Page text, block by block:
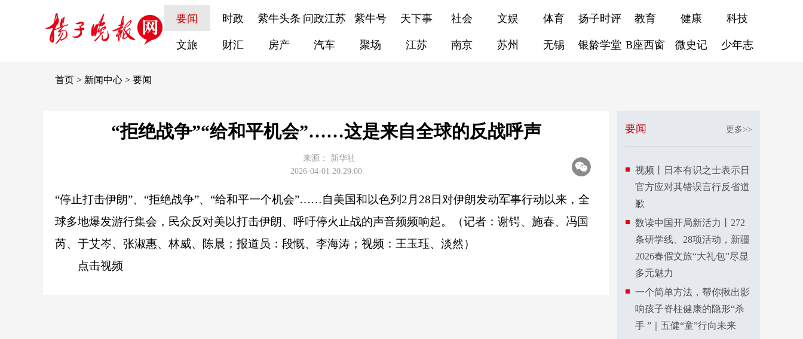
要闻 时政 紫牛头条 问政江苏 紫牛号 天下事 社会 文娱 体育 扬子时评 教育 健康 科技
文旅 财汇 房产 汽车 聚场 江苏 南京 苏州 无锡 银龄学堂 B座西窗 微史记 少年志
首页 > 新闻中心 > 要闻
“拒绝战争”“给和平机会”……这是来自全球的反战呼声
来源：
新华社
2026-04-01 20:29:00
“停止打击伊朗”、“拒绝战争”、“给和平一个机会”……自美国和以色列2月28日对伊朗发动军事行动以来，全
球多地爆发游行集会，民众反对美以打击伊朗、呼吁停火止战的声音频频响起。（记者：谢锷、施春、冯国
芮、于艾岑、张淑惠、林威、陈晨；报道员：段慨、李海涛；视频：王玉珏、淡然）
点击视频
要闻 更多>>
视频丨日本有识之士表示日
官方应对其错误言行反省道
歉
数读中国开局新活力丨272
条研学线、28项活动，新疆
2026春假文旅“大礼包”尽显
多元魅力
一个简单方法，帮你揪出影
响孩子脊柱健康的隐形“杀
手 ”｜五健“童”行向未来